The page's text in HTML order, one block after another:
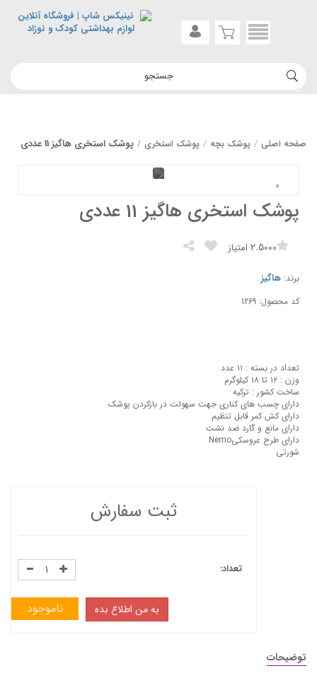
صفحه اصلی پوشک بچه پوشک استخری پوشک استخری هاگیز 11 عددی
پوشک استخری هاگیز 11 عددی
2.5000 امتیاز
برند: هاگیز
کد محصول: 1269
تعداد در بسته : ۱۱ عدد
وزن : ۱۲ تا ۱۸ کیلوگرم
ساخت کشور : ترکیه
دارای چسب های کناری جهت سهولت در بازکردن پوشک
دارای کش کمر قابل تنظیم
دارای مانع و گارد ضد نشت
دارای طرح عروسکیNemo
شورتی
ثبت سفارش
تعداد:
ناموجود به من اطلاع بده
توضیحات